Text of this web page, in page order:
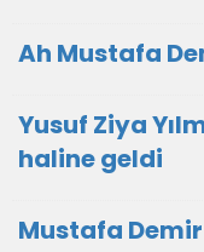
Ah Mustafa
Yusuf Ziya
haline geldi
Mustafa Demir